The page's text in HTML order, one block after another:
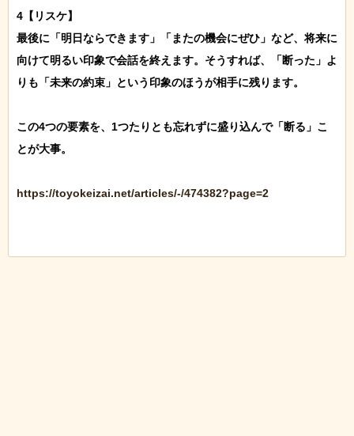
4【リスケ】
最後に「明日ならできます」「またの機会にぜひ」など、将来に
向けて明るい印象で会話を終えます。そうすれば、「断った」よ
りも「未来の約束」という印象のほうが相手に残ります。
この4つの要素を、1つたりとも忘れずに盛り込んで「断る」こ
とが大事。
https://toyokeizai.net/articles/-/474382?page=2